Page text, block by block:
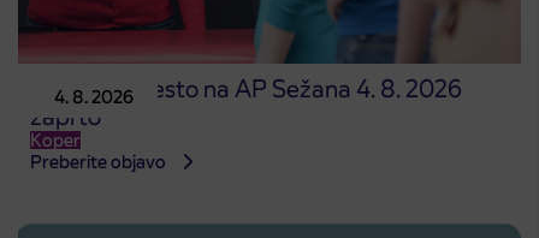
4. 8. 2026
Prodajno mesto na AP Sežana 4. 8. 2026
zaprto
Koper
Preberite objavo